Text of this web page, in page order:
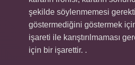
şekilde söylenmemesi
göstermediğini göstermek
işareti ile karıştırılmaması
için bir işarettir. .